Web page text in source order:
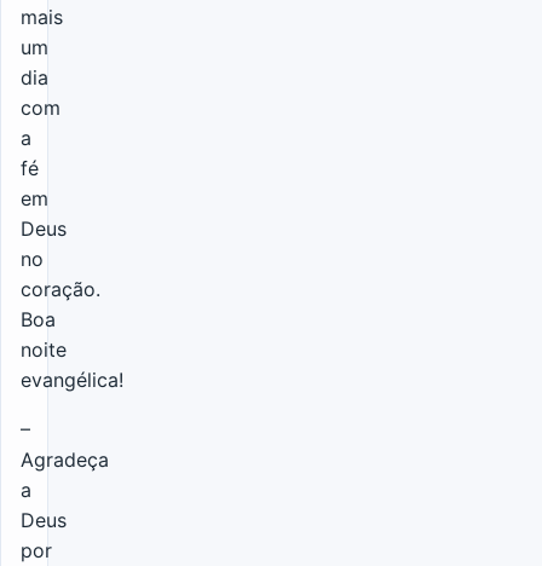
mais
um
dia
com
a
fé
em
Deus
no
coração.
Boa
noite
evangélica!
–
Agradeça
a
Deus
por